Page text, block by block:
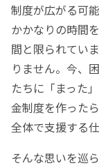
制度が広がる可
かかなりの時間
間と限られてい
りません。今、
たちに「まった
金制度を作った
全体で支援する
そんな思いを巡